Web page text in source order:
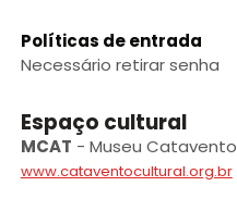
Políticas de entrada
Necessário retirar senha
Espaço cultural
MCAT - Museu Catavento
www.cataventocultural.org.br